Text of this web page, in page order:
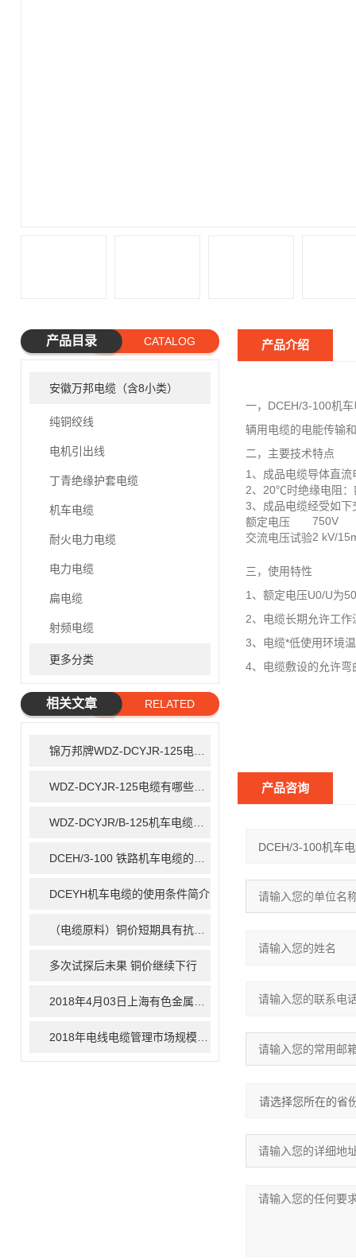
产品目录 CATALOG
安徽万邦电缆（含8小类）
纯铜绞线
电机引出线
丁青绝缘护套电缆
机车电缆
耐火电力电缆
电力电缆
扁电缆
射频电缆
更多分类
相关文章
RELATED
DCEYH机车电缆的使用条件简介
多次试探后未果 铜价继续下行
产品介绍
一，DCEH/3-100机
辆用电缆的电能传输
二，主要技术特点
1、成品电缆导体直
2、20℃时绝缘电阻：
3、成品电缆经受如
额定电压
750V
交流电压试验2 kV/
三，使用特性
1、额定电压U0/U为
2、电缆长期允许工
3、电缆*低使用环境
4、电缆敷设的允许
产品咨询